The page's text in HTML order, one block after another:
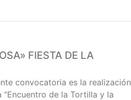
FIESTA DE LA
convocatoria es la realización
de la Tortilla y la